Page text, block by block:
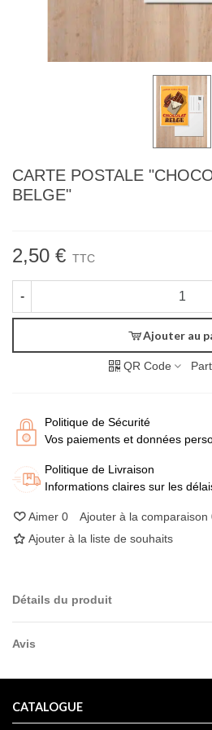
CARTE POSTALE
BELGE"
2,50 € TTC
-
Ajouter au
QR Code
Politique de Sécurité
Vos paiements et données
Politique de Livraison
Informations claires sur les
Aimer 0 Ajouter à la comparaison
Ajouter à la liste de souhaits
Détails du produit
Avis
CATALOGUE